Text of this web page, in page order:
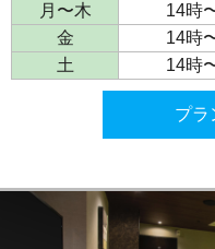
月〜木
14時
金
14時
土
14時
プラ